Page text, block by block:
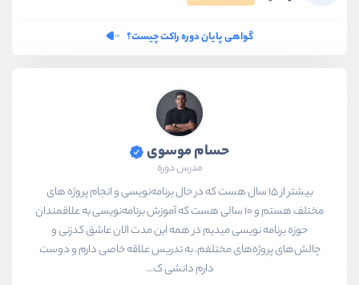
گواهی پایان دوره راکت چیست؟
حسام موسوی
مدرس دوره
بیشتر از ۱۵ سال هست که در حال برنامه‌نویسی و انجام پروژه های
مختلف هستم و ۱۰ سالی هست که آموزش برنامه‌نویسی به علاقمندان
حوزه برنامه نویسی میدیم در همه این مدت الان عاشق کدزنی و
چالش‌های پروژه‌های مختلفم. به تدریس علاقه خاصی دارم و دوست
دارم دانشی ک...